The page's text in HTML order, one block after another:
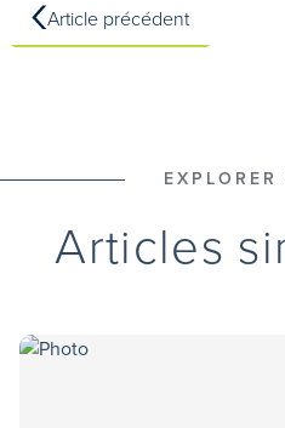
Article précédent
EXPLORER
Articles